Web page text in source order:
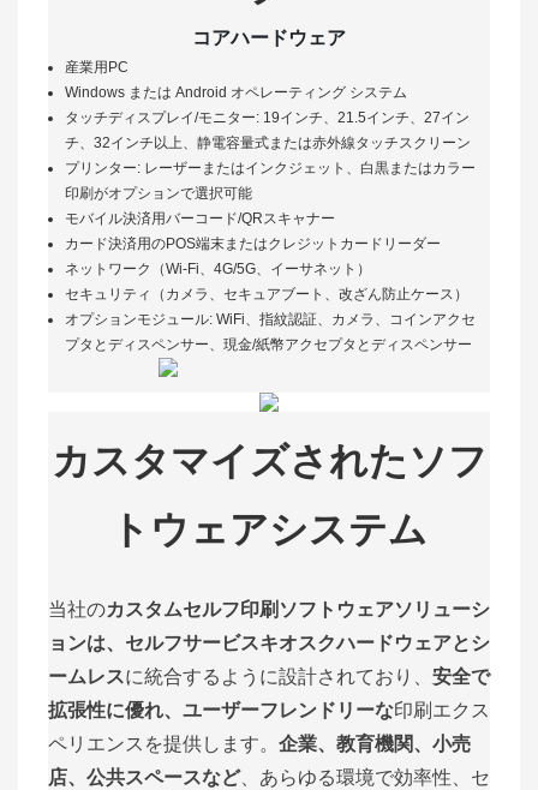
コアハードウェア
産業用PC
Windows または Android オペレーティング システム
タッチディスプレイ/モニター: 19インチ、21.5インチ、27イン
チ、32インチ以上、静電容量式または赤外線タッチスクリーン
プリンター: レーザーまたはインクジェット、白黒またはカラー
印刷がオプションで選択可能
モバイル決済用バーコード/QRスキャナー
カード決済用のPOS端末またはクレジットカードリーダー
ネットワーク（Wi-Fi、4G/5G、イーサネット）
セキュリティ（カメラ​​、セキュアブート、改ざん防止ケース）
オプションモジュール: WiFi、指紋認証、カメラ、コインアクセ
プタとディスペンサー、現金/紙幣アクセプタとディスペンサー
カスタマイズされたソフ
トウェアシステム
当社のカスタムセルフ印刷ソフトウェアソリューシ
ョンは、 セルフサービスキオスクハードウェアとシ
ームレスに統合するように設計されており 、 安全で
拡張性に優れ、ユーザーフレンドリーな印刷エクス
ペリエンスを提供します。 企業、教育機関、小売
店、公共スペースなど、あらゆる環境で効率性、セ